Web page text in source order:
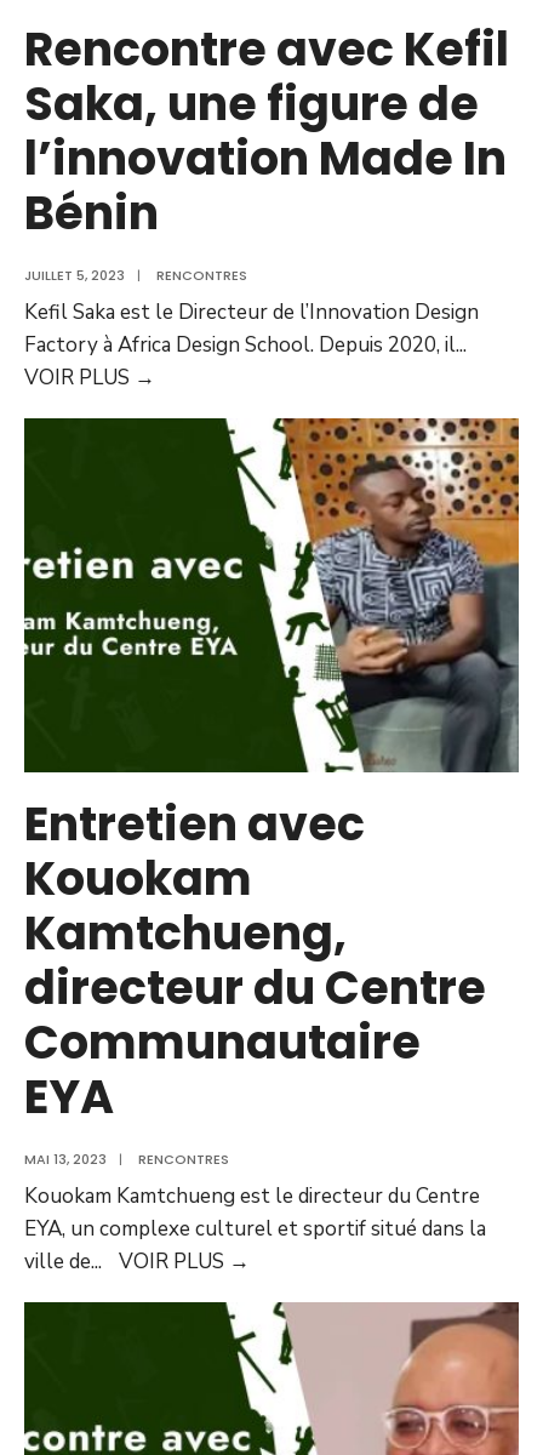
Rencontre avec Kefil
Saka, une figure de
l’innovation Made In
Bénin
JUILLET 5, 2023 | RENCONTRES
Kefil Saka est le Directeur de l’Innovation Design
Factory à Africa Design School. Depuis 2020, il...
VOIR PLUS →
Entretien avec
Kouokam
Kamtchueng,
directeur du Centre
Communautaire
EYA
MAI 13, 2023 | RENCONTRES
Kouokam Kamtchueng est le directeur du Centre
EYA, un complexe culturel et sportif situé dans la
ville de... VOIR PLUS →